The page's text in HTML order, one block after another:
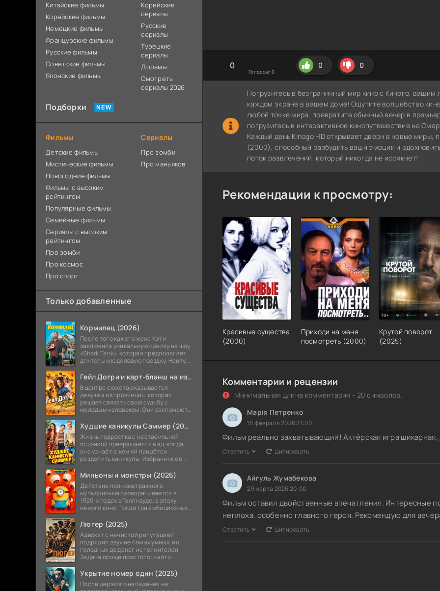
0
Голосов: 0
0 0
Погрузитесь в безграничный мир кино с Киного,
каждом экране в вашем доме! Ощутите волшебство
любой точке мира, превратите обычный вечер в
погрузитесь в интерактивное кинопутешествие на
Каждый день Kinogo HD открывает двери в новые
(2000), способный разбудить ваши эмоции и
поток развлечений, который никогда не иссякнет!
Рекомендации к просмотру:
Красивые существа
(2000)
Приходи на меня
посмотреть (2000)
Крутой поворот
(2025)
Комментарии и рецензии
Минимальная длина комментария - 20 символов.
Марія Петренко
18 февраля 2026 21:00
Фильм реально захватывающий! Актёрская игра
Ответить Цитировать
Айгуль Жумабекова
29 марта 2026 20:00
Фильм оставил двойственные впечатления. Интересные
неплоха, особенно главного героя. Рекомендую для
Ответить Цитировать
Китайские фильмы
Корейские фильмы
Немецкие фильмы
Французские фильмы
Русские фильмы
Советские фильмы
Японские фильмы
Корейские
сериалы
Русские
сериалы
Турецкие
сериалы
Дорамы
Смотреть
сериалы 2026
Подборки
Фильмы
Детские фильмы
Мистические фильмы
Новогодние фильмы
Фильмы с высоким
рейтингом
Популярные фильмы
Семейные фильмы
Сериалы с высоким
рейтингом
Про зомби
Про космос
Про спорт
Сериалы
Про зомби
Про маньяков
Только добавленные
Кормилец (2026)
После того как его жена Кэти
заключила уникальную сделку на шоу
«Shark Tank», которая предполагает
длительную деловую поездку, Нейту,
теперь приходится впервые стать
Гейл Дотри и карт-бланш на измену (2026)
В центре сюжета оказывается
девушка из провинции, которая
решает связать свою судьбу с
молодым человеком. Они заключают
позволяющее ему в любой момент
получить от нее прощение
Худшие каникулы Саммер (2026)
Жизнь подростка с нестабильной
психикой превращается в ад, когда
она узнаёт, с кем ей придётся
разделить каникулы. Избранник её
же учитель, а точнее завуч школы.
Миньоны и монстры (2026)
Действие полнометражного
мультфильма разворачивается в
1920-х годах в Голливуде, в эпоху
немого кино. Тогда три амбициозных
снять собственный блокбастер о
монстрах.
Люгер (2025)
Адвокат с нечистой репутацией
подрядил двух не самых умных, но
голодных до денег исполнителей.
Задача проще простого: найти
потирают руки — это же лёгкие бабки!
Укрытие номер один (2025)
После дерзкого нападения на